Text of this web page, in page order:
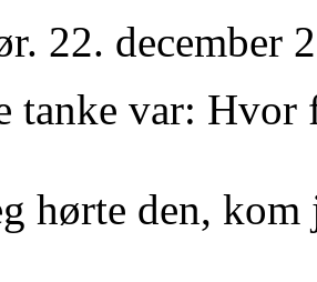
22. december
tanke var: Hvor
hørte den,